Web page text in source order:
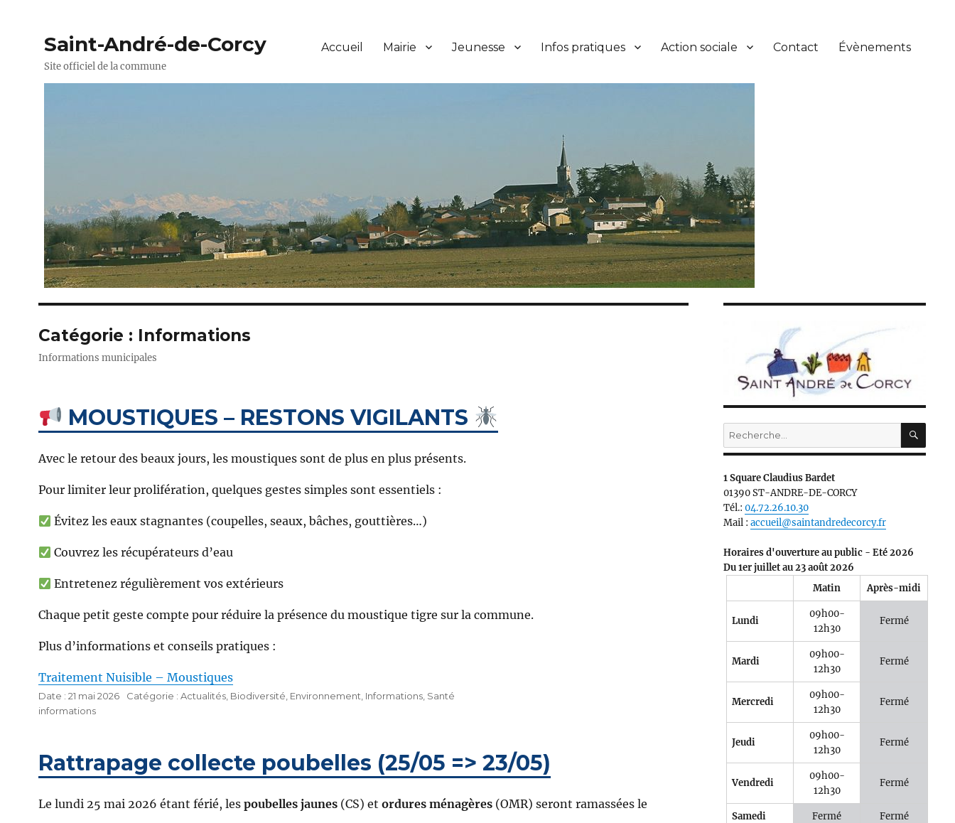
Saint-André-de-Corcy
Site officiel de la commune
Accueil Mairie Jeunesse Infos pratiques Action sociale Contact Évènements
Catégorie : Informations
Informations municipales
MOUSTIQUES – RESTONS VIGILANTS
Avec le retour des beaux jours, les moustiques sont de plus en plus présents.
Pour limiter leur prolifération, quelques gestes simples sont essentiels :
Évitez les eaux stagnantes (coupelles, seaux, bâches, gouttières…)
Couvrez les récupérateurs d’eau
Entretenez régulièrement vos extérieurs
Chaque petit geste compte pour réduire la présence du moustique tigre sur la commune.
Plus d’informations et conseils pratiques :
Traitement Nuisible – Moustiques
Publié
le
21 mai 2026 Catégories
Actualités, Biodiversité Environnement Informations, Santé
Étiquettes
informations
Rattrapage collecte poubelles (25/05 => 23/05)
Le lundi 25 mai 2026 étant férié, les poubelles jaunes(CS) et ordures ménagères(OMR) seront ramassées le
Recherche
pour :
1 Square Claudius Bardet
01390 ST-ANDRE-DE-CORCY
Tél.:04.72.26.10.30
Mail :accueil@saintandredecorcy.fr
Horaires d'ouverture au public - Eté 2026
Du 1er juillet au 23 août 2026
Matin
Après-midi
Lundi
09h00-
12h30
Fermé
Mardi
09h00-
12h30
Fermé
Mercredi
09h00-
12h30
Fermé
Jeudi
09h00-
12h30
Fermé
Vendredi
09h00-
12h30
Fermé
Samedi Fermé Fermé